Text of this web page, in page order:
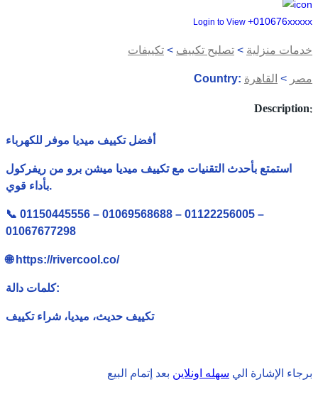
Login to View +010676xxxxx
خدمات منزلية > تصليح تكييف > تكييفات
Country: مصر > القاهرة
Description:
أفضل تكييف ميديا موفر للكهرباء
استمتع بأحدث التقنيات مع تكييف ميديا ميشن برو من ريفركول
بأداء قوي.
📞 01150445556 – 01069568688 – 01122256005 –
01067677298
🌐 https://rivercool.co/
كلمات دالة:
تكييف حديث، ميديا، شراء تكييف
برجاء الإشارة الي سهله اونلاين بعد إتمام البيع